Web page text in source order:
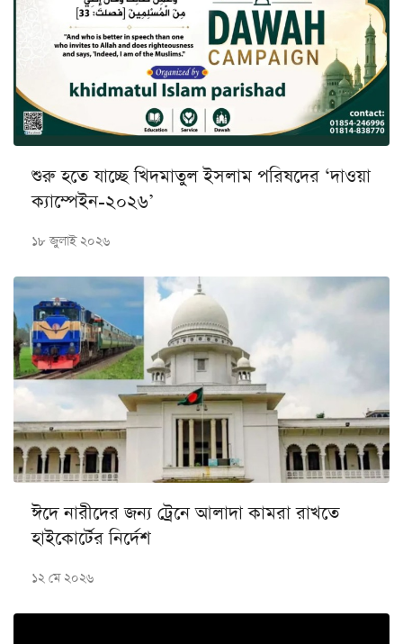
শুরু হতে যাচ্ছে খিদমাতুল ইসলাম পরিষদের ‘দাওয়া
ক্যাম্পেইন-২০২৬’
১৮ জুলাই ২০২৬
ঈদে নারীদের জন্য ট্রেনে আলাদা কামরা রাখতে
হাইকোর্টের নির্দেশ
১২ মে ২০২৬